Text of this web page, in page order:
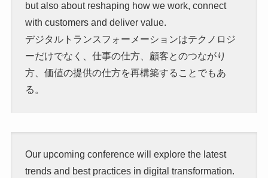
but also about reshaping how we work, connect
with customers and deliver value.
デジタルトランスフォーメーションはテクノロジ
ーだけでなく、仕事の仕方、顧客とのつながり
方、価値の提供の仕方を再構築することでもあ
る。
Our upcoming conference will explore the latest
trends and best practices in digital transformation.